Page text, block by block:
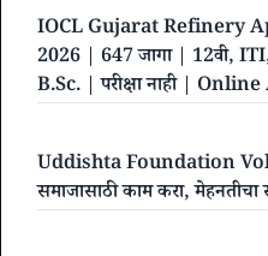
IOCL Gujarat Refinery
2026 | 647 जागा | 12वी,
B.Sc. | परीक्षा नाही |
Uddishta Foundation
समाजासाठी काम करा, मेहनतीचा